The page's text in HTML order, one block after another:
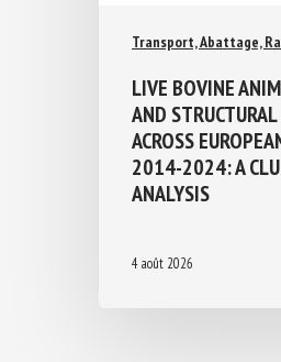
Transport, Abattage,
LIVE BOVINE
DYNAMICS AND
HETEROGENEITY
MEMBER
CLUSTER -BASED
4 août 2026